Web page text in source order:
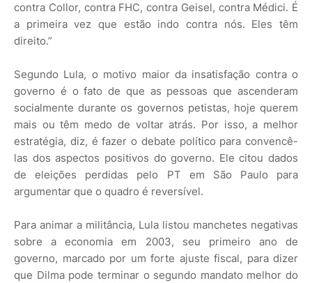
contra Collor, contra FHC, contra Geisel, contra Médici. É
a primeira vez que estão indo contra nós. Eles têm
direito.”
Segundo Lula, o motivo maior da insatisfação contra o
governo é o fato de que as pessoas que ascenderam
socialmente durante os governos petistas, hoje querem
mais ou têm medo de voltar atrás. Por isso, a melhor
estratégia, diz, é fazer o debate político para convencê-
las dos aspectos positivos do governo. Ele citou dados
de eleições perdidas pelo PT em São Paulo para
argumentar que o quadro é reversível.
Para animar a militância, Lula listou manchetes negativas
sobre a economia em 2003, seu primeiro ano de
governo, marcado por um forte ajuste fiscal, para dizer
que Dilma pode terminar o segundo mandato melhor do